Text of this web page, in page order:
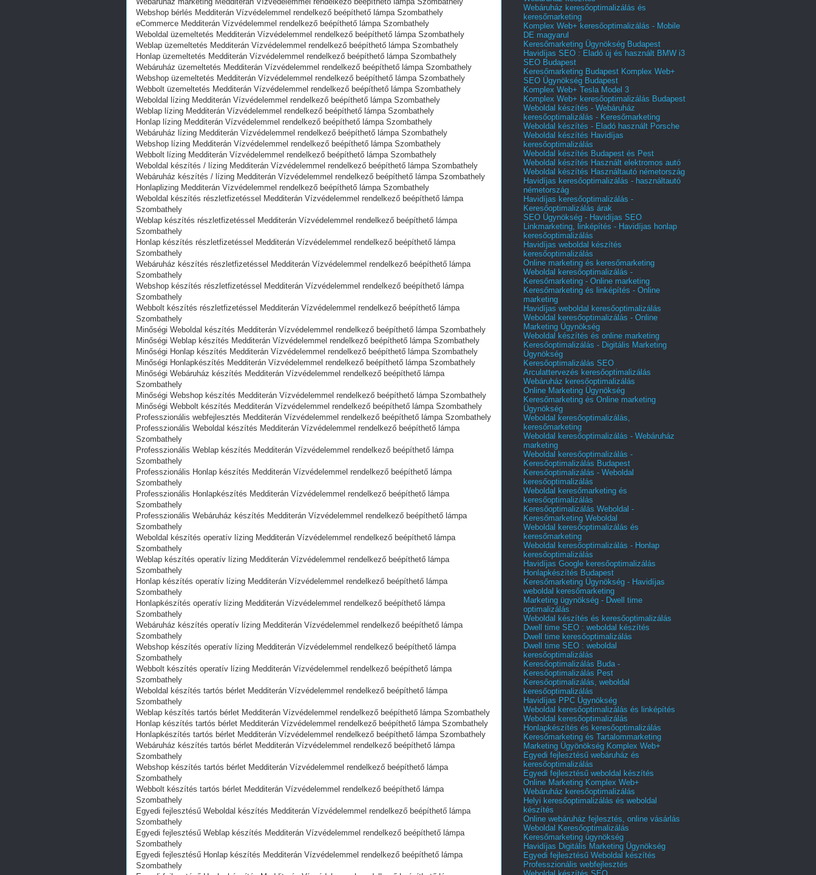
Webshop bérlés Medditerán Vízvédelemmel rendelkező beépíthető lámpa Szombathely
eCommerce Medditerán Vízvédelemmel rendelkező beépíthető lámpa Szombathely
Weboldal üzemeltetés Medditerán Vízvédelemmel rendelkező beépíthető lámpa Szombathely
Weblap üzemeltetés Medditerán Vízvédelemmel rendelkező beépíthető lámpa Szombathely
Honlap üzemeltetés Medditerán Vízvédelemmel rendelkező beépíthető lámpa Szombathely
Webáruház üzemeltetés Medditerán Vízvédelemmel rendelkező beépíthető lámpa Szombathely
Webshop üzemeltetés Medditerán Vízvédelemmel rendelkező beépíthető lámpa Szombathely
Webbolt üzemeltetés Medditerán Vízvédelemmel rendelkező beépíthető lámpa Szombathely
Weboldal lízing Medditerán Vízvédelemmel rendelkező beépíthető lámpa Szombathely
Weblap lízing Medditerán Vízvédelemmel rendelkező beépíthető lámpa Szombathely
Honlap lízing Medditerán Vízvédelemmel rendelkező beépíthető lámpa Szombathely
Webáruház lízing Medditerán Vízvédelemmel rendelkező beépíthető lámpa Szombathely
Webshop lízing Medditerán Vízvédelemmel rendelkező beépíthető lámpa Szombathely
Webbolt lízing Medditerán Vízvédelemmel rendelkező beépíthető lámpa Szombathely
Weboldal készítés / lízing Medditerán Vízvédelemmel rendelkező beépíthető lámpa Szombathely
Webáruház készítés / lízing Medditerán Vízvédelemmel rendelkező beépíthető lámpa Szombathely
Honlaplizing Medditerán Vízvédelemmel rendelkező beépíthető lámpa Szombathely
Weboldal készítés részletfizetéssel Medditerán Vízvédelemmel rendelkező beépíthető lámpa
Szombathely
Weblap készítés részletfizetéssel Medditerán Vízvédelemmel rendelkező beépíthető lámpa
Szombathely
Honlap készítés részletfizetéssel Medditerán Vízvédelemmel rendelkező beépíthető lámpa
Szombathely
Webáruház készítés részletfizetéssel Medditerán Vízvédelemmel rendelkező beépíthető lámpa
Szombathely
Webshop készítés részletfizetéssel Medditerán Vízvédelemmel rendelkező beépíthető lámpa
Szombathely
Webbolt készítés részletfizetéssel Medditerán Vízvédelemmel rendelkező beépíthető lámpa
Szombathely
Minőségi Weboldal készítés Medditerán Vízvédelemmel rendelkező beépíthető lámpa Szombathely
Minőségi Weblap készítés Medditerán Vízvédelemmel rendelkező beépíthető lámpa Szombathely
Minőségi Honlap készítés Medditerán Vízvédelemmel rendelkező beépíthető lámpa Szombathely
Minőségi Honlapkészítés Medditerán Vízvédelemmel rendelkező beépíthető lámpa Szombathely
Minőségi Webáruház készítés Medditerán Vízvédelemmel rendelkező beépíthető lámpa
Szombathely
Minőségi Webshop készítés Medditerán Vízvédelemmel rendelkező beépíthető lámpa Szombathely
Minőségi Webbolt készítés Medditerán Vízvédelemmel rendelkező beépíthető lámpa Szombathely
Professzionális webfejlesztés Medditerán Vízvédelemmel rendelkező beépíthető lámpa Szombathely
Professzionális Weboldal készítés Medditerán Vízvédelemmel rendelkező beépíthető lámpa
Szombathely
Professzionális Weblap készítés Medditerán Vízvédelemmel rendelkező beépíthető lámpa
Szombathely
Professzionális Honlap készítés Medditerán Vízvédelemmel rendelkező beépíthető lámpa
Szombathely
Professzionális Honlapkészítés Medditerán Vízvédelemmel rendelkező beépíthető lámpa
Szombathely
Professzionális Webáruház készítés Medditerán Vízvédelemmel rendelkező beépíthető lámpa
Szombathely
Weboldal készítés operatív lízing Medditerán Vízvédelemmel rendelkező beépíthető lámpa
Szombathely
Weblap készítés operatív lízing Medditerán Vízvédelemmel rendelkező beépíthető lámpa
Szombathely
Honlap készítés operatív lízing Medditerán Vízvédelemmel rendelkező beépíthető lámpa
Szombathely
Honlapkészítés operatív lízing Medditerán Vízvédelemmel rendelkező beépíthető lámpa
Szombathely
Webáruház készítés operatív lízing Medditerán Vízvédelemmel rendelkező beépíthető lámpa
Szombathely
Webshop készítés operatív lízing Medditerán Vízvédelemmel rendelkező beépíthető lámpa
Szombathely
Webbolt készítés operatív lízing Medditerán Vízvédelemmel rendelkező beépíthető lámpa
Szombathely
Weboldal készítés tartós bérlet Medditerán Vízvédelemmel rendelkező beépíthető lámpa
Szombathely
Weblap készítés tartós bérlet Medditerán Vízvédelemmel rendelkező beépíthető lámpa Szombathely
Honlap készítés tartós bérlet Medditerán Vízvédelemmel rendelkező beépíthető lámpa Szombathely
Honlapkészítés tartós bérlet Medditerán Vízvédelemmel rendelkező beépíthető lámpa Szombathely
Webáruház készítés tartós bérlet Medditerán Vízvédelemmel rendelkező beépíthető lámpa
Szombathely
Webshop készítés tartós bérlet Medditerán Vízvédelemmel rendelkező beépíthető lámpa
Szombathely
Webbolt készítés tartós bérlet Medditerán Vízvédelemmel rendelkező beépíthető lámpa
Szombathely
Egyedi fejlesztésű Weboldal készítés Medditerán Vízvédelemmel rendelkező beépíthető lámpa
Szombathely
Egyedi fejlesztésű Weblap készítés Medditerán Vízvédelemmel rendelkező beépíthető lámpa
Szombathely
Egyedi fejlesztésű Honlap készítés Medditerán Vízvédelemmel rendelkező beépíthető lámpa
Szombathely
Webáruház keresőoptimalizálás és
keresőmarketing
Komplex Web+ keresőoptimalizálás - Mobile
DE magyarul
Keresőmarketing Ügynökség Budapest
Havidíjas SEO : Eladó új és használt BMW i3
SEO Budapest
Keresőmarketing Budapest Komplex Web+
SEO Ügynökség Budapest
Komplex Web+ Tesla Model 3
Komplex Web+ keresőoptimalizálás Budapest
Weboldal készítés - Webáruház
keresőoptimalizálás - Keresőmarketing
Weboldal készítés - Eladó használt Porsche
Weboldal készítés Havidíjas
keresőoptimalizálás
Weboldal készítés Budapest és Pest
Weboldal készítés Használt elektromos autó
Weboldal készítés Használtautó németország
Havidíjas keresőoptimalizálás - használtautó
németország
Havidíjas keresőoptimalizálás -
Keresőoptimalizálás árak
SEO Ügynökség - Havidíjas SEO
Linkmarketing, linképítés - Havidíjas honlap
keresőoptimalizálás
Havidíjas weboldal készítés
keresőoptimalizálás
Online marketing és keresőmarketing
Weboldal keresőoptimalizálás -
Keresőmarketing - Online marketing
Keresőmarketing és linképítés - Online
marketing
Havidíjas weboldal keresőoptimalizálás
Weboldal keresőoptimalizálás - Online
Marketing Ügynökség
Weboldal készítés és online marketing
Keresőoptimalizálás - Digitális Marketing
Ügynökség
Keresőoptimalizálás SEO
Arculattervezés keresőoptimalizálás
Webáruház keresőoptimalizálás
Online Marketing Ügynökség
Keresőmarketing és Online marketing
Ügynökség
Weboldal keresőoptimalizálás,
keresőmarketing
Weboldal keresőoptimalizálás - Webáruház
marketing
Weboldal keresőoptimalizálás -
Keresőoptimalizálás Budapest
Keresőoptimalizálás - Weboldal
keresőoptimalizálás
Weboldal keresőmarketing és
keresőoptimalizálás
Keresőoptimalizálás Weboldal -
Keresőmarketing Weboldal
Weboldal keresőoptimalizálás és
keresőmarketing
Weboldal keresőoptimalizálás - Honlap
keresőoptimalizálás
Havidíjas Google keresőoptimalizálás
Honlapkészítés Budapest
Keresőmarketing Ügynökség - Havidíjas
weboldal keresőmarketing
Marketing ügynökség - Dwell time
optimalizálás
Weboldal készítés és keresőoptimalizálás
Dwell time SEO : weboldal készítés
Dwell time keresőoptimalizálás
Dwell time SEO : weboldal
keresőoptimalizálás
Keresőoptimalizálás Buda -
Keresőoptimalizálás Pest
Keresőoptimalizálás, weboldal
keresőoptimalizálás
Havidíjas PPC Ügynökség
Weboldal keresőoptimalizálás és linképítés
Weboldal keresőoptimalizálás
Honlapkészítés és keresőoptimalizálás
Keresőmarketing és Tartalommarketing
Marketing Ügyönökség Komplex Web+
Egyedi fejlesztésű webáruház és
keresőoptimalizálás
Egyedi fejlesztésű weboldal készítés
Online Marketing Komplex Web+
Webáruház keresőoptimalizálás
Helyi keresőoptimalizálás és weboldal
készítés
Online webáruház fejlesztés, online vásárlás
Weboldal Keresőoptimalizálás
Keresőmarketing ügynökség
Havidíjas Digitális Marketing Ügynökség
Egyedi fejlesztésű Weboldal készítés
Professzionális webfejlesztés
Weboldal készítés SEO